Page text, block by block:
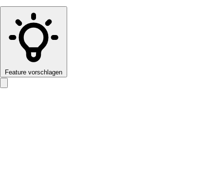
Feature vorschlagen